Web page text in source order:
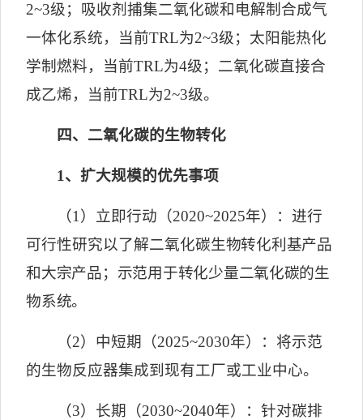
2~3级；吸收剂捕集二氧化碳和电解制合成气
一体化系统，当前TRL为2~3级；太阳能热化
学制燃料，当前TRL为4级；二氧化碳直接合
成乙烯，当前TRL为2~3级。
四、二氧化碳的生物转化
1、扩大规模的优先事项
（1 ）立即行动（2020~2025年）：进行
可行性研究以了解二氧化碳生物转化利基产品
和大宗产品；示范用于转化少量二氧化碳的生
物系统。
（2）中短期（2025~2030年）：将示范
的生物反应器集成到现有工厂或工业中心。
（3）长期（2030~2040年）：针对碳排